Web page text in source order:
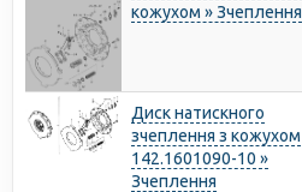
кожухом » Зчеплення
Диск натискного
зчеплення з кожухом
142.1601090-10 »
Зчеплення